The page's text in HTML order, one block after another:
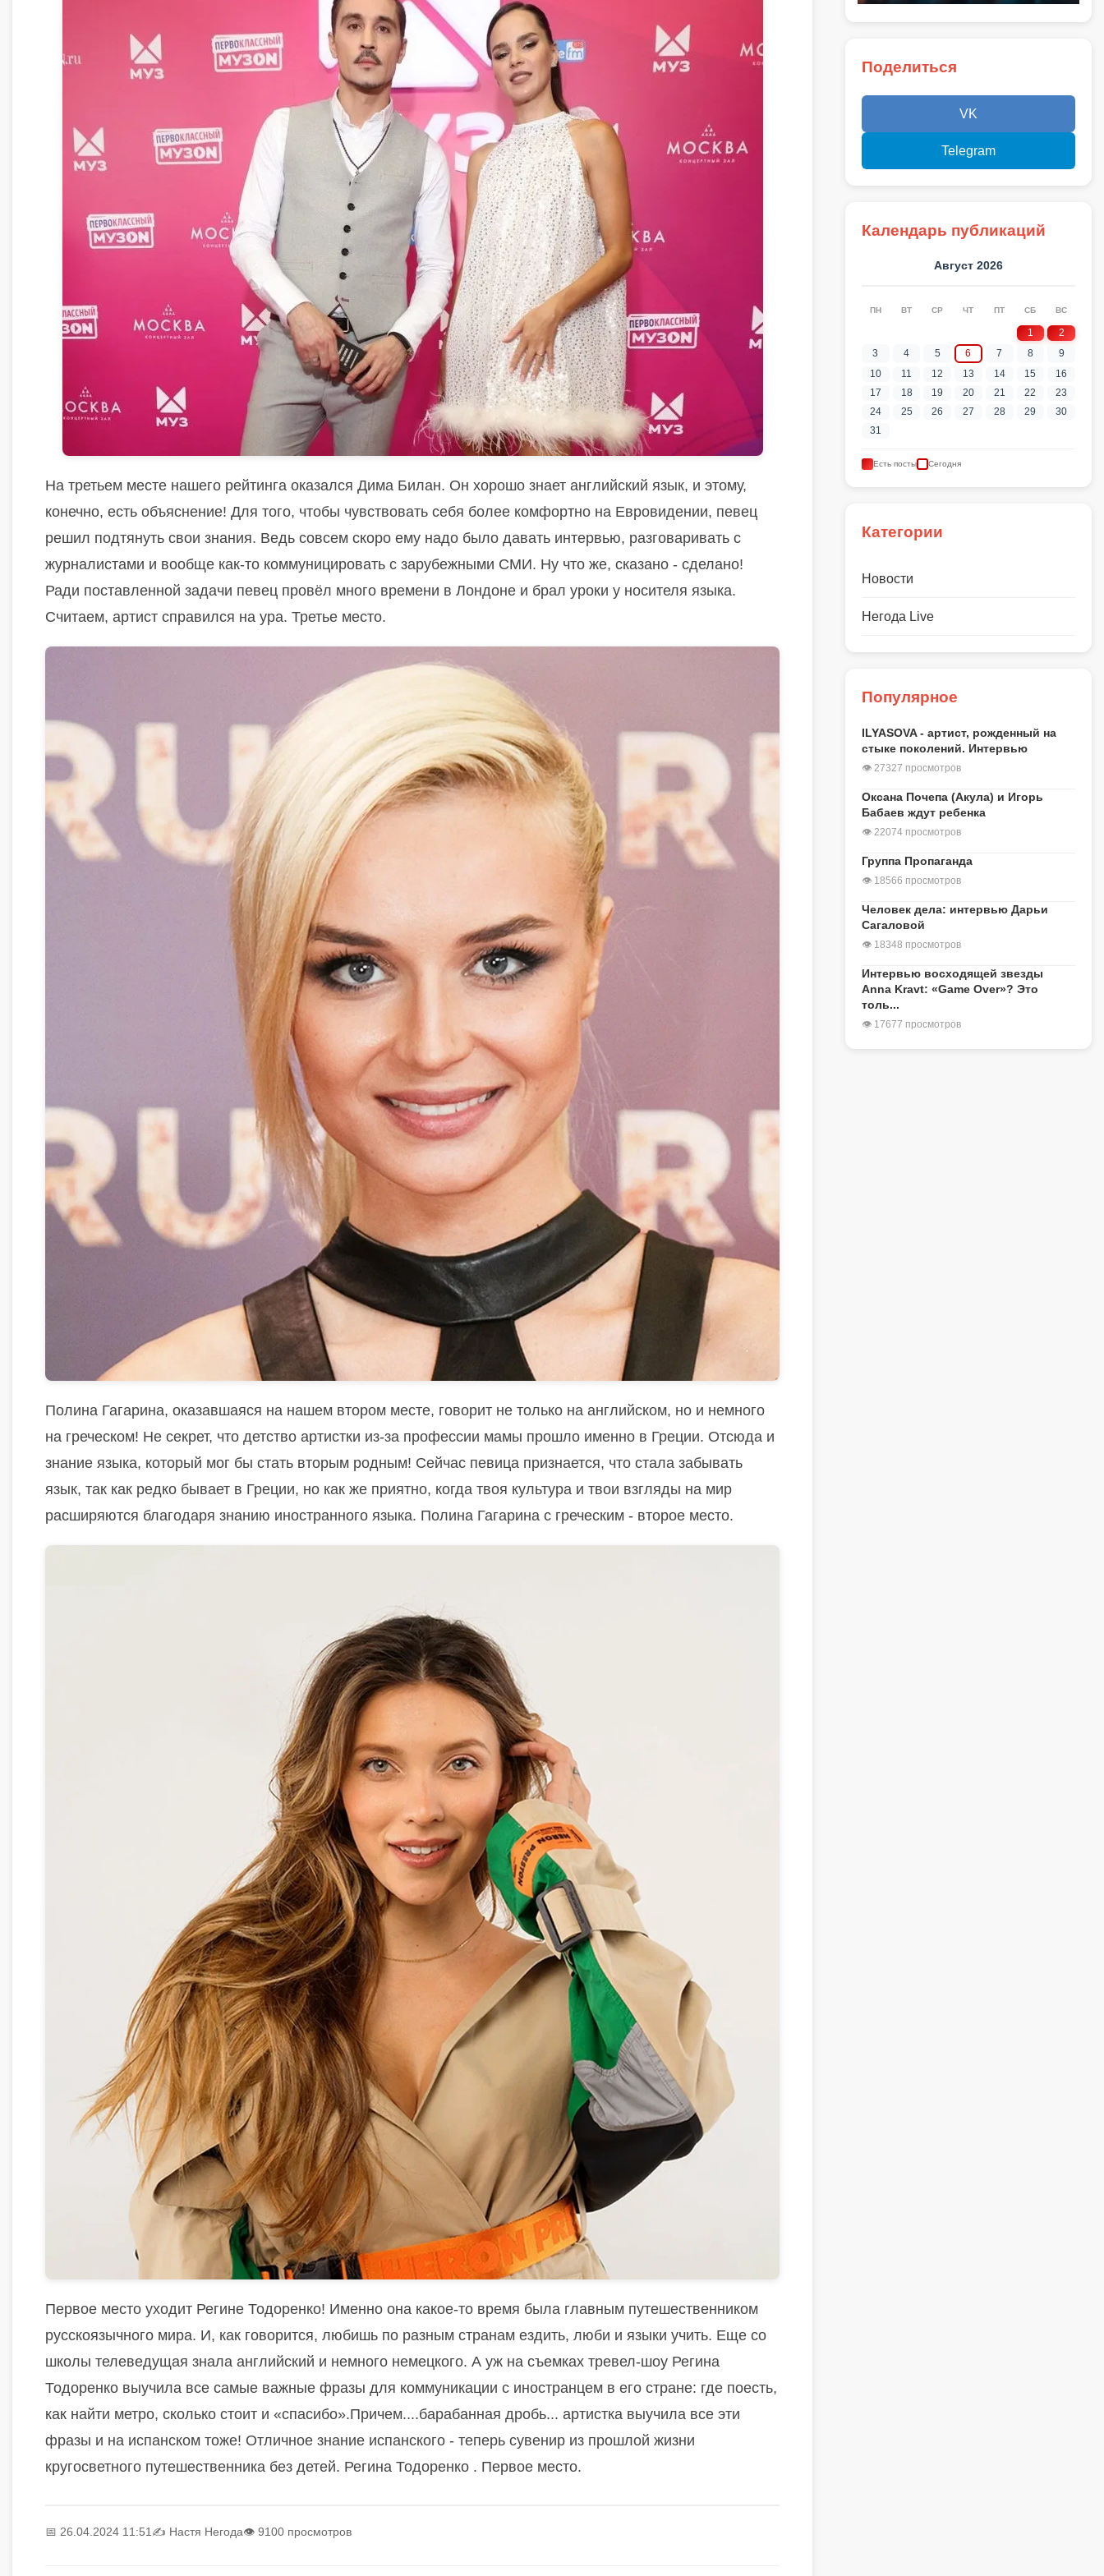
На третьем месте нашего рейтинга оказался Дима Билан. Он хорошо знает английский язык, и этому,
конечно, есть объяснение! Для того, чтобы чувствовать себя более комфортно на Евровидении, певец
решил подтянуть свои знания. Ведь совсем скоро ему надо было давать интервью, разговаривать с
журналистами и вообще как-то коммуницировать с зарубежными СМИ. Ну что же, сказано - сделано!
Ради поставленной задачи певец провёл много времени в Лондоне и брал уроки у носителя языка.
Считаем, артист справился на ура. Третье место.
Полина Гагарина, оказавшаяся на нашем втором месте, говорит не только на английском, но и немного
на греческом! Не секрет, что детство артистки из-за профессии мамы прошло именно в Греции. Отсюда и
знание языка, который мог бы стать вторым родным! Сейчас певица признается, что стала забывать
язык, так как редко бывает в Греции, но как же приятно, когда твоя культура и твои взгляды на мир
расширяются благодаря знанию иностранного языка. Полина Гагарина с греческим - второе место.
Первое место уходит Регине Тодоренко! Именно она какое-то время была главным путешественником
русскоязычного мира. И, как говорится, любишь по разным странам ездить, люби и языки учить. Еще со
школы телеведущая знала английский и немного немецкого. А уж на съемках тревел-шоу Регина
Тодоренко выучила все самые важные фразы для коммуникации с иностранцем в его стране: где поесть,
как найти метро, сколько стоит и «спасибо».Причем....барабанная дробь... артистка выучила все эти
фразы и на испанском тоже! Отличное знание испанского - теперь сувенир из прошлой жизни
кругосветного путешественника без детей. Регина Тодоренко . Первое место.
📅 26.04.2024 11:51 ✍️ Настя Негода👁 9100 просмотров
Поделиться
VK
Telegram
Календарь публикаций
Август 2026
ПН ВТ СР ЧТ ПТ СБ ВС
1
2
3
4 5 6 7 8
9
10
11 12 13 14 15
16
17
18 19 20 21 22
23
24
25 26 27 28 29
30
31
Есть посты Сегодня
Категории
Новости
Негода Live
Популярное
ILYASOVA - артист, рожденный на
стыке поколений. Интервью
👁 27327 просмотров
Оксана Почепа (Акула) и Игорь
Бабаев ждут ребенка
👁 22074 просмотров
Группа Пропаганда
👁 18566 просмотров
Человек дела: интервью Дарьи
Сагаловой
👁 18348 просмотров
Интервью восходящей звезды
Anna Kravt: «Game Over»? Это
толь...
👁 17677 просмотров